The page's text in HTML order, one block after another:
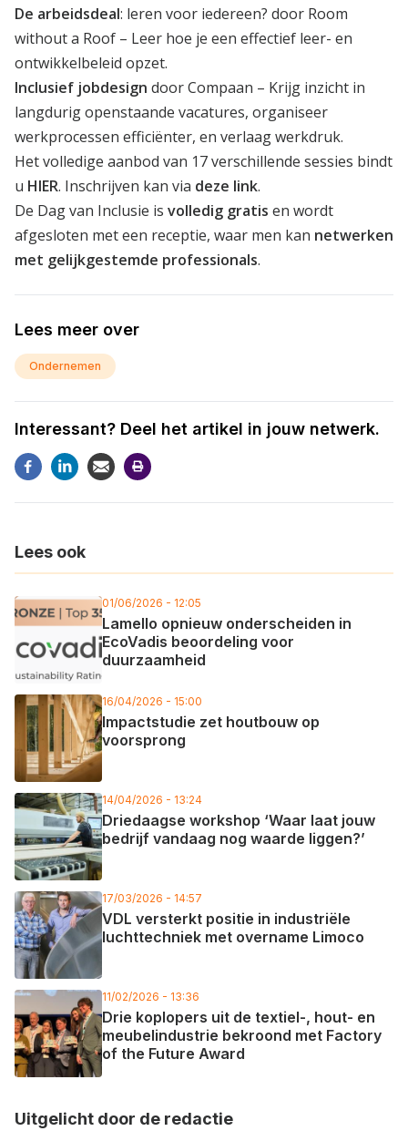
De arbeidsdeal: leren voor iedereen? door Room
without a Roof – Leer hoe je een effectief leer- en
ontwikkelbeleid opzet.
Inclusief jobdesign door Compaan – Krijg inzicht in
langdurig openstaande vacatures, organiseer
werkprocessen efficiënter, en verlaag werkdruk.
Het volledige aanbod van 17 verschillende sessies bindt
u HIER. Inschrijven kan via deze link.
De Dag van Inclusie is volledig gratis en wordt
afgesloten met een receptie, waar men kan netwerken
met gelijkgestemde professionals.
Lees meer over
Ondernemen
Interessant? Deel het artikel in jouw netwerk.
Lees ook
01/06/2026 - 12:05
Lamello opnieuw onderscheiden in
EcoVadis beoordeling voor
duurzaamheid
16/04/2026 - 15:00
Impactstudie zet houtbouw op
voorsprong
14/04/2026 - 13:24
Driedaagse workshop ‘Waar laat jouw
bedrijf vandaag nog waarde liggen?’
17/03/2026 - 14:57
VDL versterkt positie in industriële
luchttechniek met overname Limoco
11/02/2026 - 13:36
Drie koplopers uit de textiel-, hout- en
meubelindustrie bekroond met Factory
of the Future Award
Uitgelicht door de redactie